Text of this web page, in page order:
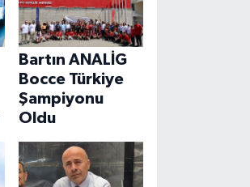
Bartın ANALİG
Bocce Türkiye
Şampiyonu
Oldu